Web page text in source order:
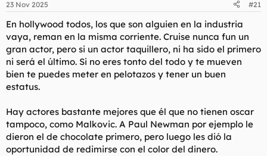
e
:
23 Nov 2025 #21
En hollywood todos, los que son alguien en la industria
vaya, reman en la misma corriente. Cruise nunca fun un
gran actor, pero si un actor taquillero, ni ha sido el primero
ni será el último. Si no eres tonto del todo y te mueven
bien te puedes meter en pelotazos y tener un buen
estatus.
Hay actores bastante mejores que él que no tienen oscar
tampoco, como Malkovic. A Paul Newman por ejemplo le
dieron el de chocolate primero, pero luego les dió la
oportunidad de redimirse con el color del dinero.